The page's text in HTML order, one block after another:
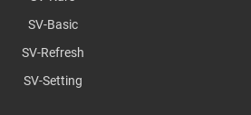
SV-Basic
SV-Refresh
SV-Setting